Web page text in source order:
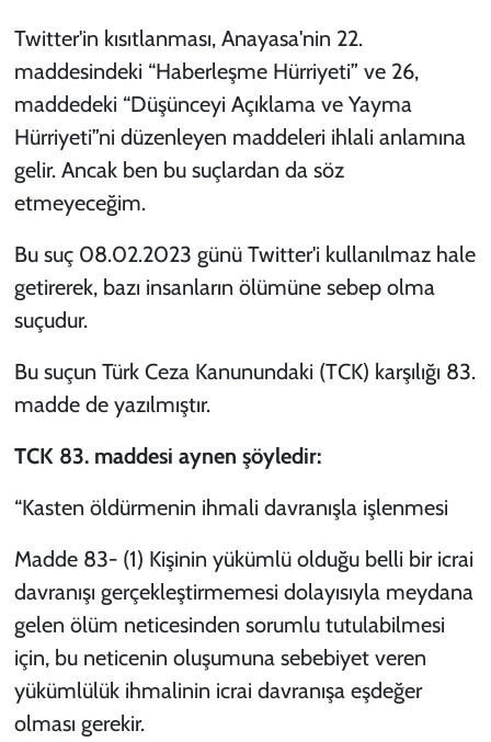
Twitter'in kısıtlanması, Anayasa'nin 22.
maddesindeki “Haberleşme Hürriyeti” ve 26,
maddedeki “Düşünceyi Açıklama ve Yayma
Hürriyeti”ni düzenleyen maddeleri ihlali anlamına
gelir. Ancak ben bu suçlardan da söz
etmeyeceğim.
Bu suç 08.02.2023 günü Twitter'i kullanılmaz hale
getirerek, bazı insanların ölümüne sebep olma
suçudur.
Bu suçun Türk Ceza Kanunundaki (TCK) karşılığı 83.
madde de yazılmıştır.
TCK 83. maddesi aynen şöyledir:
“Kasten öldürmenin ihmali davranışla işlenmesi
Madde 83- (1) Kişinin yükümlü olduğu belli bir icrai
davranışı gerçekleştirmemesi dolayısıyla meydana
gelen ölüm neticesinden sorumlu tutulabilmesi
için, bu neticenin oluşumuna sebebiyet veren
yükümlülük ihmalinin icrai davranışa eşdeğer
olması gerekir.